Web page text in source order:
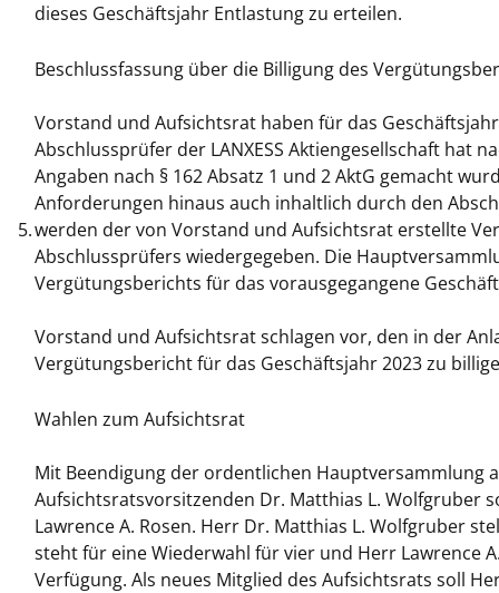
dieses Geschäftsjahr Entlastung zu erteilen.
5.
Beschlussfassung über die Billigung des
Vorstand und Aufsichtsrat haben für das
Abschlussprüfer der LANXESS Aktiengesellschaft hat
Angaben nach § 162 Absatz 1 und 2 AktG gemacht
Anforderungen hinaus auch inhaltlich durch den
werden der von Vorstand und Aufsichtsrat erstellte
Abschlussprüfers wiedergegeben. Die
Vergütungsberichts für das vorausgegangene
Vorstand und Aufsichtsrat schlagen vor, den in der
Vergütungsbericht für das Geschäftsjahr 2023 zu
Wahlen zum Aufsichtsrat
Mit Beendigung der ordentlichen Hauptversammlung
Aufsichtsratsvorsitzenden Dr. Matthias L. Wolfgruber
Lawrence A. Rosen. Herr Dr. Matthias L. Wolfgruber
steht für eine Wiederwahl für vier und Herr Lawrence
Verfügung. Als neues Mitglied des Aufsichtsrats soll